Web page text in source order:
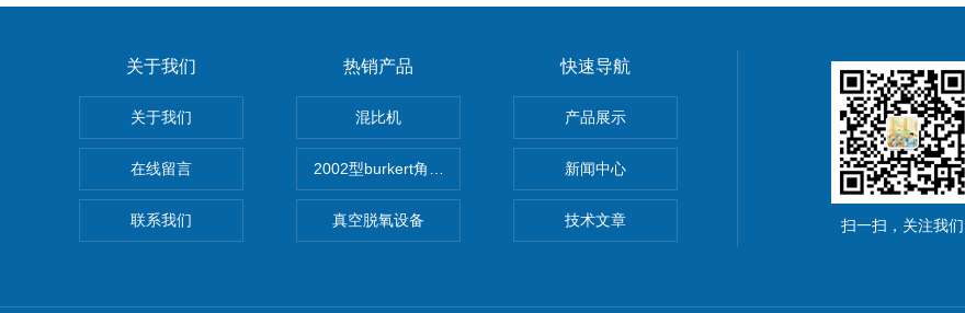
关于我们
关于我们
在线留言
联系我们
热销产品
混比机
2002型burkert角座阀
真空脱氧设备
快速导航
产品展示
新闻中心
技术文章 扫一扫，关注我们